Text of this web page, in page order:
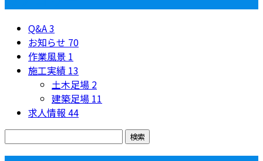
Q&A3
お知らせ 70
作業風景 1
施工実績 13
土木足場 2
建築足場 11
求人情報 44